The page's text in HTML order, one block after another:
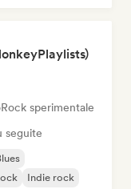
Rock sperimentale
seguite
Indie rock